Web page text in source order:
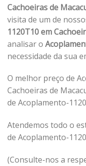
Cachoeiras de
visita de um de
1120T10 em
analisar o
necessidade da sua
O melhor preço de
Cachoeiras de
de Acoplamento-
Atendemos todo o
de Acoplamento-
(Consulte-nos a